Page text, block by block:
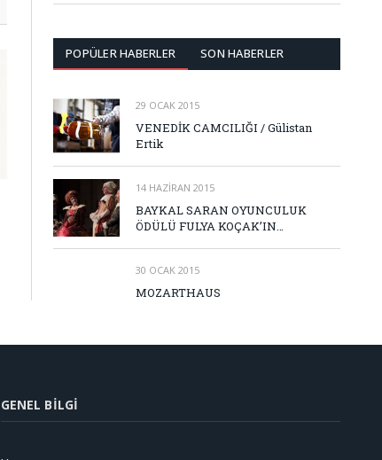
POPÜLER HABERLER SON HABERLER
29 OCAK 2015
VENEDİK CAMCILIĞI / Gülistan
Ertik
14 HAZIRAN 2015
BAYKAL SARAN OYUNCULUK
ÖDÜLÜ FULYA KOÇAK’IN…
30 OCAK 2015
MOZARTHAUS
GENEL BILGI